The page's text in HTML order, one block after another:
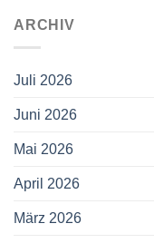
ARCHIV
Juli 2026
Juni 2026
Mai 2026
April 2026
März 2026